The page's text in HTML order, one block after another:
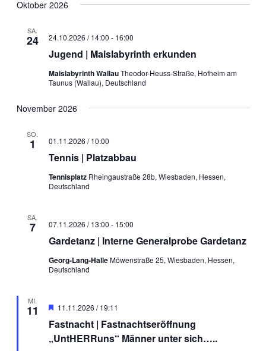
Oktober 2026
SA.
24
Jugend | Maislabyrinth erkunden
24.10.2026 / 14:00 - 16:00
Maislabyrinth WallauTheodor-Heuss-Straße, Hofheim am
Taunus (Wallau), Deutschland
November 2026
SO.
1
Tennis | Platzabbau
01.11.2026 / 10:00
Tennisplatz Rheingaustraße 28b, Wiesbaden, Hessen,
Deutschland
SA.
7
Gardetanz | Interne Generalprobe Gardetanz
07.11.2026 / 13:00 - 15:00
Georg-Lang-HalleMöwenstraße 25, Wiesbaden, Hessen,
Deutschland
MI.
11
Fastnacht | Fastnachtseröffnung
„UntHERRuns“ Männer unter sich…..
Hervorgehoben
11.11.2026 / 19:11